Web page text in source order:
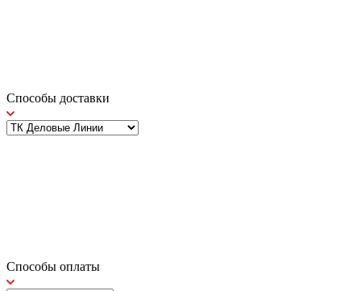
Способы доставки
Способы оплаты